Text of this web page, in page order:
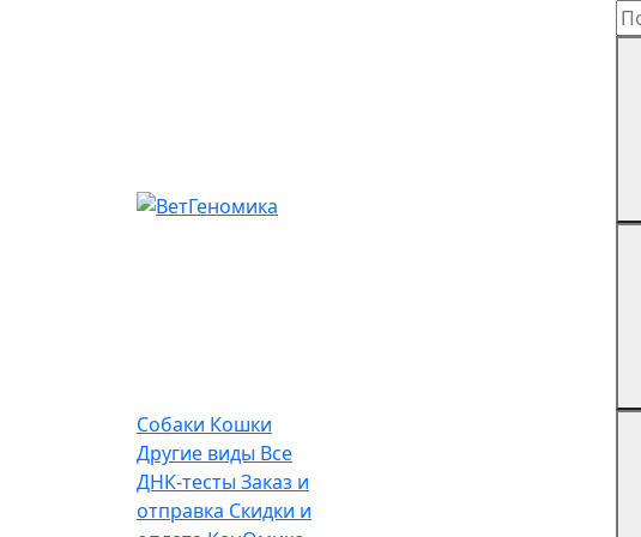
Собаки Кошки
Другие виды Все
ДНК-тесты Заказ и
отправка Скидки и